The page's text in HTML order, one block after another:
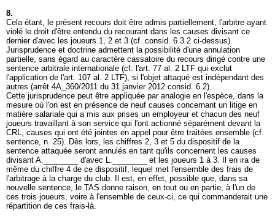
8.
Cela étant, le présent recours doit être admis partiellement, l'arbitre ayant
violé le droit d'être entendu du recourant dans les causes divisant ce
dernier d'avec les joueurs 1, 2 et 3 (cf. consid. 6.3.2 ci-dessus).
Jurisprudence et doctrine admettent la possibilité d'une annulation
partielle, sans égard au caractère cassatoire du recours dirigé contre une
sentence arbitrale internationale (cf. l'art. 77 al. 2 LTF qui exclut
l'application de l'art. 107 al. 2 LTF), si l'objet attaqué est indépendant des
autres (arrêt 4A_360/2011 du 31 janvier 2012 consid. 6.2).
Cette jurisprudence peut être appliquée par analogie en l'espèce, dans la
mesure où l'on est en présence de neuf causes concernant un litige en
matière salariale qui a mis aux prises un employeur et chacun des neuf
joueurs travaillant à son service qui l'ont actionné séparément devant la
CRL, causes qui ont été jointes en appel pour être traitées ensemble (cf.
sentence, n. 25). Dès lors, les chiffres 2, 3 et 5 du dispositif de la
sentence attaquée seront annulés en tant qu'ils concernent les causes
divisant A.________ d'avec L.________ et les joueurs 1 à 3. Il en ira de
même du chiffre 4 de ce dispositif, lequel met l'ensemble des frais de
l'arbitrage à la charge du club. Il est, en effet, possible que, dans sa
nouvelle sentence, le TAS donne raison, en tout ou en partie, à l'un de
ces trois joueurs, voire à l'ensemble de ceux-ci, ce qui commanderait une
répartition de ces frais-là.